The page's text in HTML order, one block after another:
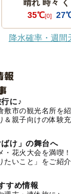
晴れ 時々 く
35℃[0]
降水確率・週間
報
に♪
敷市の観光名所を
＆親子向けの体験
け」の舞台へ
・花火大会を満喫！
たいこと」をご紹介
すめ情報